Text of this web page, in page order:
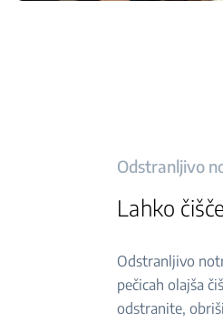
Odstranljivo
Lahko
Odstranljivo
pečicah olajša
odstranite,